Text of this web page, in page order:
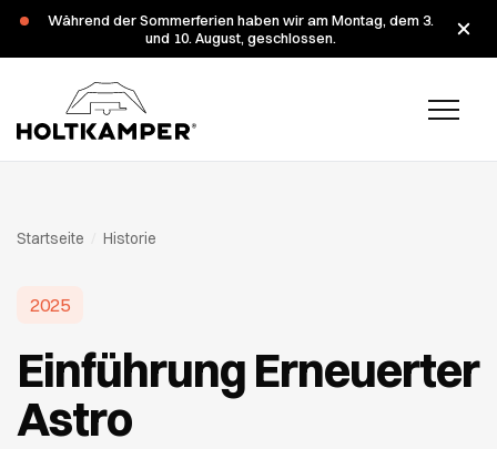
Während der Sommerferien haben wir am Montag, dem 3.
und 10. August, geschlossen.
Startseite Historie
2025
Einführung Erneuerter
Astro